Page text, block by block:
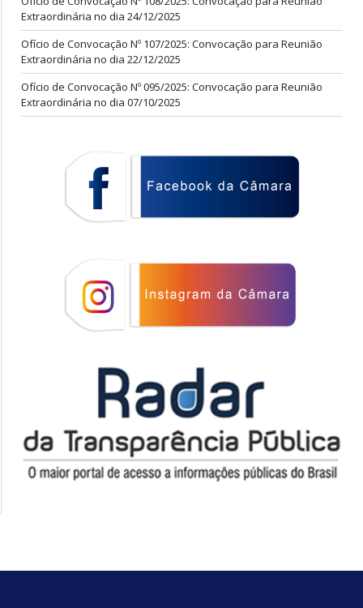
Extraordinária no dia 24/12/2025
Ofício de Convocação Nº 107/2025: Convocação para Reunião
Extraordinária no dia 22/12/2025
Ofício de Convocação Nº 095/2025: Convocação para Reunião
Extraordinária no dia 07/10/2025